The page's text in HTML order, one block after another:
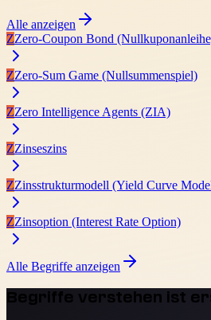
Alle anzeigen
ZZero-Coupon Bond
ZZero-Sum Game (Nullsummenspiel)
ZZero Intelligence Agents (ZIA)
ZZinseszins
ZZinsstrukturmodell (Yield Curve
ZZinsoption (Interest Rate Option)
Alle Begriffe anzeigen
Begriffe verstehen ist